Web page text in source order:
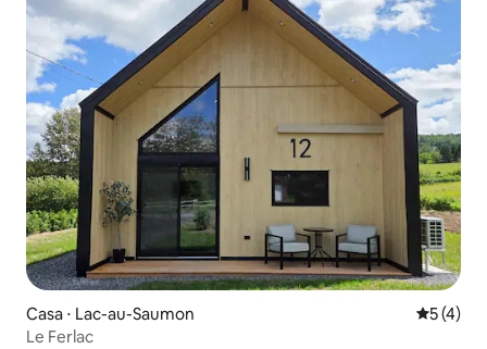
Casa ⋅ Lac-au-Saumon 5 de
5 (4)
Le Ferlac